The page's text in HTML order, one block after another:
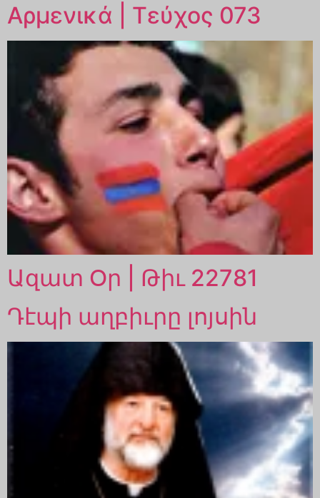
Αρμενικά | Τεύχος 073
Ազատ Օր | Թիւ 22781
Դէպի աղբիւրը լոյսին